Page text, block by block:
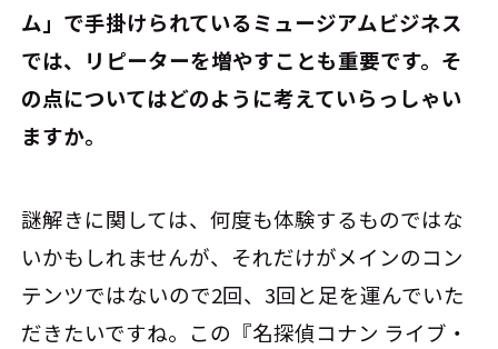
ム」で手掛けられているミュージアムビジネス
では、リピーターを増やすことも重要です。そ
の点についてはどのように考えていらっしゃい
ますか。
謎解きに関しては、何度も体験するものではな
いかもしれませんが、それだけがメインのコン
テンツではないので2回、3回と足を運んでいた
だきたいですね。この『名探偵コナン ライブ・